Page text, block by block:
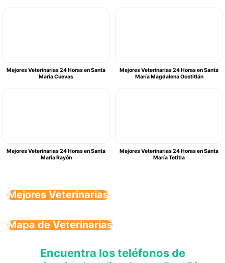
Mejores Veterinarias 24 Horas en Santa
María Cuevas
Mejores Veterinarias 24 Horas en Santa
María Magdalena Ocotitlán
Mejores Veterinarias 24 Horas en Santa
María Rayón
Mejores Veterinarias 24 Horas en Santa
María Tetitla
Mejores Veterinarias
Mapa de Veterinarias
Encuentra los teléfonos de